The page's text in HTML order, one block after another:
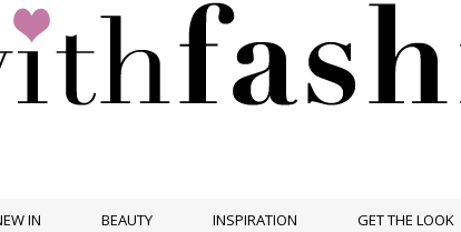
IN BEAUTY INSPIRATION GET THE LOOK